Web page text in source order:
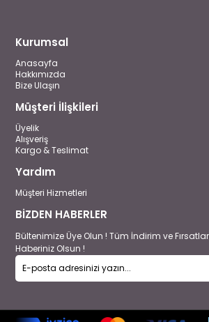
Kurumsal
Anasayfa
Hakkımızda
Bize Ulaşın
Müşteri İlişkileri
Üyelik
Alışveriş
Kargo & Teslimat
Yardım
Müşteri Hizmetleri
BİZDEN HABERLER
Bültenimize Üye Olun ! Tüm İndirim ve
Haberiniz Olsun !